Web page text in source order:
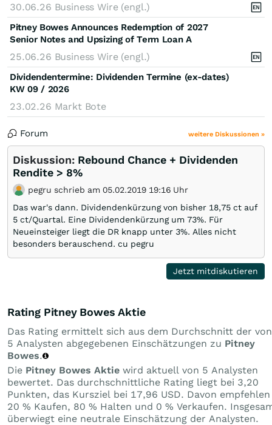
30.06.26 Business Wire (engl.)
Pitney Bowes Announces Redemption of 2027
Senior Notes and Upsizing of Term Loan A
25.06.26 Business Wire (engl.)
Dividendentermine: Dividenden Termine (ex-dates)
KW 09 / 2026
23.02.26 Markt Bote
Forum weitere Diskussionen »
Diskussion: Rebound Chance + Dividenden
Rendite > 8%
pegru schrieb am 05.02.2019 19:16 Uhr
Das war's dann. Dividendenkürzung von bisher 18,75 ct auf
5 ct/Quartal. Eine Dividendenkürzung um 73%. Für
Neueinsteiger liegt die DR knapp unter 3%. Alles nicht
besonders berauschend. cu pegru
Jetzt mitdiskutieren
Rating Pitney Bowes Aktie
Das Rating ermittelt sich aus dem Durchschnitt der von
5 Analysten abgegebenen Einschätzungen zu Pitney
Bowes.
Die Pitney Bowes Aktie wird aktuell von 5 Analysten
bewertet. Das durchschnittliche Rating liegt bei 3,20
Punkten, das Kursziel bei 17,96 USD. Davon empfehlen
20 % Kaufen, 80 % Halten und 0 % Verkaufen.
überwiegt eine neutrale Einschätzung der Analysten.